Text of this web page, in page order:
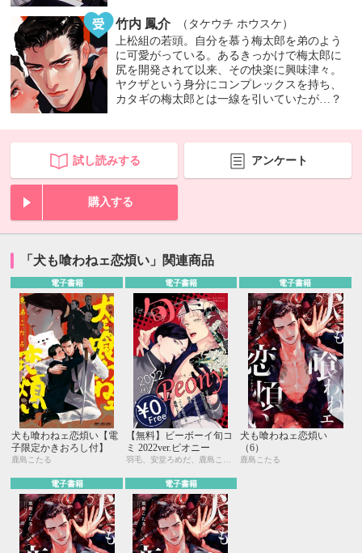
竹内 鳳介
（タケウチ ホウスケ）
上松組の若頭。自分を慕う梅太郎を弟のよう
に可愛がっている。あるきっかけで梅太郎に
尻を開発されて以来、その快楽に興味津々。
ヤクザという身分にコンプレックスを持ち、
カタギの梅太郎とは一線を引いていたが…？
試し読みする アンケート
購入する
「犬も喰わねェ恋煩い」関連商品
電子書籍
犬も喰わねェ恋煩い【電
子限定かきおろし付】
鹿島こたる
電子書籍
【無料】ビーボーイ旬コ
ミ 2022ver.ピオニー
電子書籍
犬も喰わねェ恋煩い
（6）
鹿島こたる
電子書籍 電子書籍